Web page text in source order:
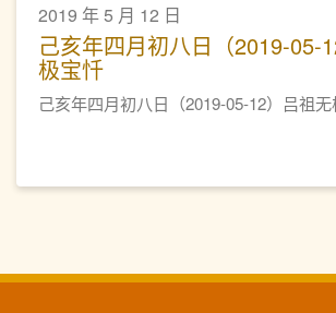
2019 年 5 月 12 日
己亥年四月初八日（2019-05-
极宝忏
己亥年四月初八日（2019-05-12）吕祖